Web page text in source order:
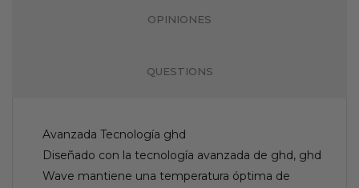
OPINIONES
QUESTIONS
Avanzada Tecnología ghd
Diseñado con la tecnología avanzada de ghd, ghd
Wave mantiene una temperatura óptima de